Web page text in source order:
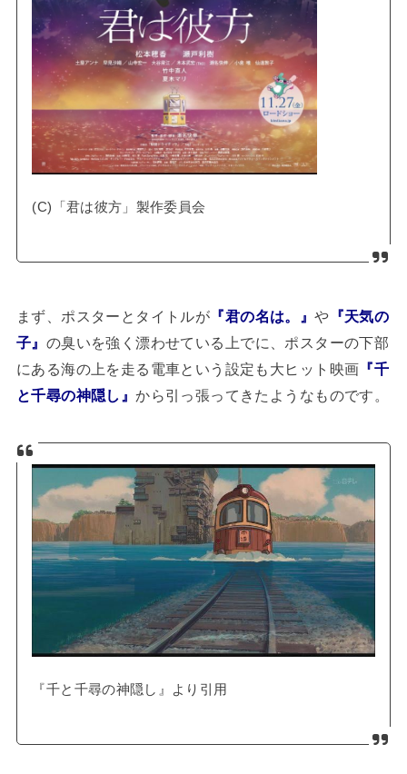
(C)「君は彼方」製作委員会
まず、ポスターとタイトルが 『君の名は。』や 『天気の
子』 の臭いを強く漂わせている上でに、ポスターの下部
にある海の上を走る電車という設定も大ヒット映画 『千
と千尋の神隠し』から引っ張ってきたようなものです。
『千と千尋の神隠し』より引用